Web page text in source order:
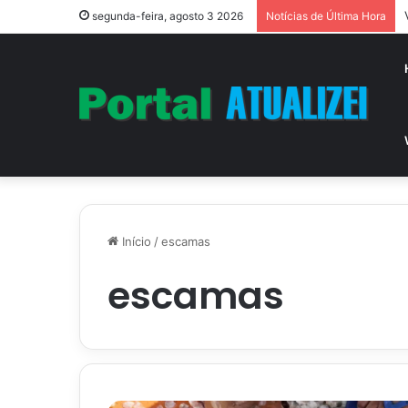
segunda-feira, agosto 3 2026 Notícias de Última Hora
Início /escamas
escamas